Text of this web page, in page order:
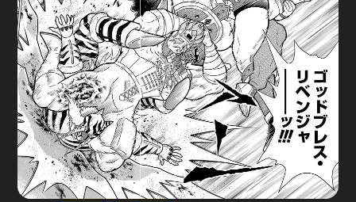
特集
超人総選挙
新超人募集
ゆで問答